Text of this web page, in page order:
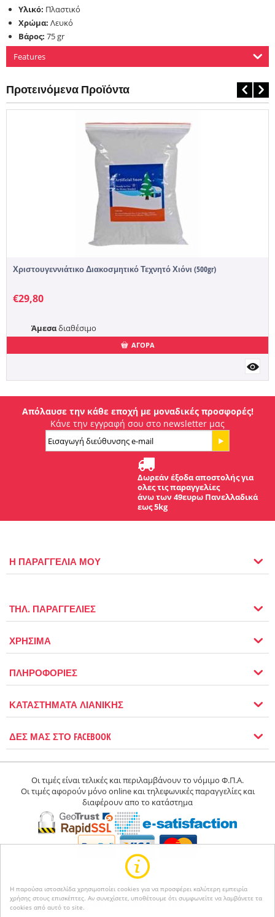
Η παρούσα ιστοσελίδα χρησιμοποίει cookies για να προσφέρει καλύτερη εμπειρία
χρήσης στους επισκέπτες. Αν συνεχίσετε, υποθέτουμε ότι συμφωνείτε να λαμβάνετε τα
cookies από αυτό το site.
Υλικό: Πλαστικό
Χρώμα: Λευκό
Βάρος: 75 gr
Features
Προτεινόμενα Προϊόντα
Χριστουγεννιάτικο Διακοσμητικό Τεχνητό Χιόνι (500gr)
€29,80
Άμεσαδιαθέσιμο
ΑΓΟΡΑ
Απόλαυσε την κάθε εποχή με μοναδικές προσφορές!
Κάνε την εγγραφή σου στο newsletter μας
Δωρεάν έξοδα αποστολής για
ολες τις παραγγελίες
άνω των 49ευρω Πανελλαδικά
εως 5kg
Η ΠΑΡΑΓΓΕΛΙΑ ΜΟΥ
ΤΗΛ. ΠΑΡΑΓΓΕΛΙΕΣ
ΧΡΗΣΙΜΑ
ΠΛΗΡΟΦΟΡΙΕΣ
ΚΑΤΑΣΤΗΜΑΤΑ ΛΙΑΝΙΚΗΣ
ΔΕΣ ΜΑΣ ΣΤΟ FACEBOOK
Οι τιμές είναι τελικές και περιλαμβάνουν το νόμιμο Φ.Π.Α.
Οι τιμές αφορούν μόνο online και τηλεφωνικές παραγγελίες και
διαφέρουν απο το κατάστημα
© 2004-2026 Happyseasons.Powered by CS-Cart